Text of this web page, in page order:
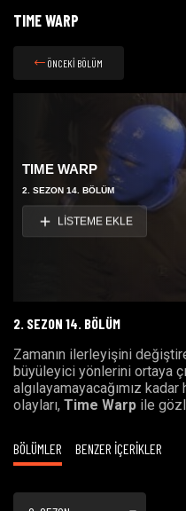
TIME WARP
ÖNCEKİ BÖLÜM
TIME WARP
2. SEZON 14. BÖLÜM
LİSTEME EKLE
2. SEZON 14. BÖLÜM
Zamanın ilerleyişini
büyüleyici yönlerini ortaya
algılayamayacağımız
olayları, Time Warp ile
BÖLÜMLER BENZER İÇERİKLER